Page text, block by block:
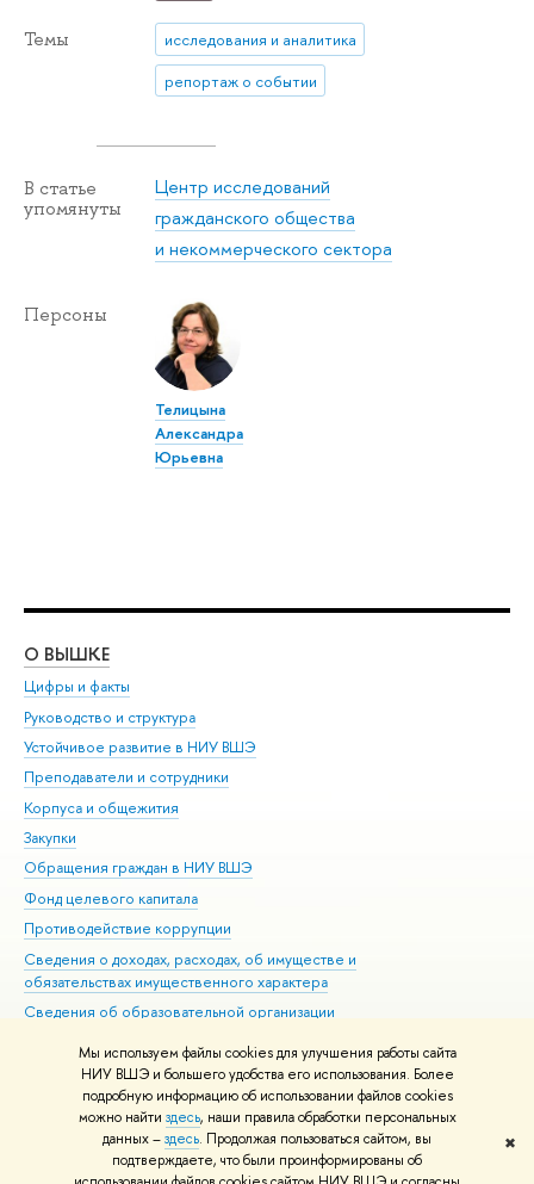
Мы используем файлы cookies для улучшения работы сайта
НИУ ВШЭ и большего удобства его использования. Более
подробную информацию об использовании файлов cookies
можно найти здесь, наши правила обработки персональных
данных –здесь. Продолжая пользоваться сайтом, вы
подтверждаете, что были проинформированы об
✖
Темы
исследования и аналитика
репортаж о событии
В статье
упомянуты
Центр исследований
гражданского общества
и некоммерческого сектора
Персоны
Телицына
Александра
Юрьевна
О ВЫШКЕ
Цифры и факты
Руководство и структура
Устойчивое развитие в НИУ ВШЭ
Преподаватели и сотрудники
Корпуса и общежития
Закупки
Обращения граждан в НИУ ВШЭ
Фонд целевого капитала
Противодействие коррупции
Сведения о доходах, расходах, об имуществе и
обязательствах имущественного характера
Сведения об образовательной организации
Людям с ограниченными возможностями здоровья
Единая платежная страница
Работа в Вышке